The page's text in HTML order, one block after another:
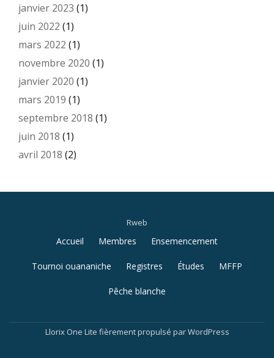
janvier 2023 (1)
juin 2022 (1)
mars 2022 (1)
novembre 2020 (1)
janvier 2020 (1)
mars 2019 (1)
septembre 2018 (1)
juin 2018 (1)
avril 2018 (2)
Rweb
Menu
secondaire
Accueil Membres Ensemencement
Tournoi ouananiche Registres Études MFFP
Pêche blanche
Llorix One Lite fièrement propulsé parWordPress